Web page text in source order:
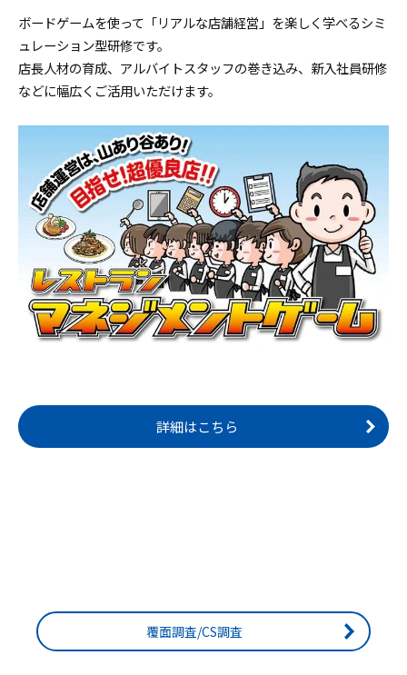
ボードゲームを使って「リアルな店舗経営」を楽しく学べるシミ
ュレーション型研修です。
店長人材の育成、アルバイトスタッフの巻き込み、新入社員研修
などに幅広くご活用いただけます。
詳細はこちら
覆面調査/CS調査